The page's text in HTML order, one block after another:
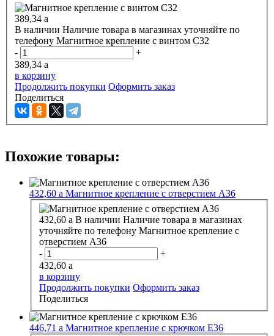
389,34 a
В наличии Наличие товара в магазинах уточняйте по
телефону Магнитное крепление с винтом С32
-
+
389,34 a
в корзину
Продолжить покупки Оформить заказ
Поделиться
Похожие товары:
432,60 a Магнитное крепление с отверстием А36
432,60 a В наличии Наличие товара в магазинах
уточняйте по телефону Магнитное крепление с
отверстием А36
-
+
432,60 a
в корзину
Продолжить покупки Оформить заказ
Поделиться
446,71 a Магнитное крепление с крючком E36